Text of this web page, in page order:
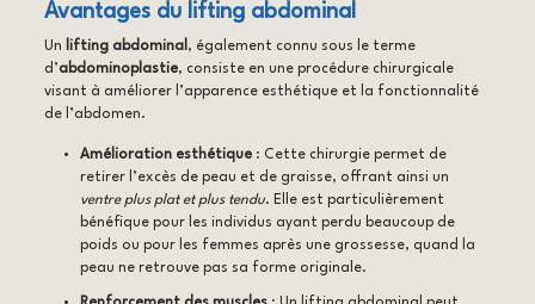
Avantages du lifting abdominal
Un lifting abdominal , également connu sous le terme
d’abdominoplastie, consiste en une procédure chirurgicale
visant à améliorer l’apparence esthétique et la fonctionnalité
de l’abdomen.
Amélioration esthétique: Cette chirurgie permet de
retirer l’excès de peau et de graisse, offrant ainsi un
ventre plus plat et plus tendu. Elle est particulièrement
bénéfique pour les individus ayant perdu beaucoup de
poids ou pour les femmes après une grossesse, quand la
peau ne retrouve pas sa forme originale.